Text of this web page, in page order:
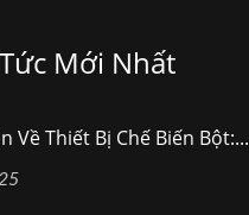
Mới Nhất
Về Thiết Bị Chế Biến Bột:...